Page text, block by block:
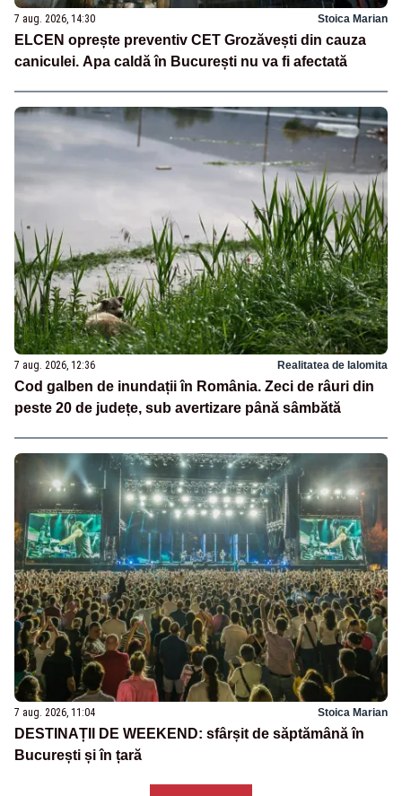
7 aug. 2026, 14:30 Stoica Marian
ELCEN oprește preventiv CET Grozăvești din cauza
caniculei. Apa caldă în București nu va fi afectată
7 aug. 2026, 12:36 Realitatea de Ialomita
Cod galben de inundații în România. Zeci de râuri din
peste 20 de județe, sub avertizare până sâmbătă
7 aug. 2026, 11:04 Stoica Marian
DESTINAȚII DE WEEKEND: sfârșit de săptămână în
București și în țară